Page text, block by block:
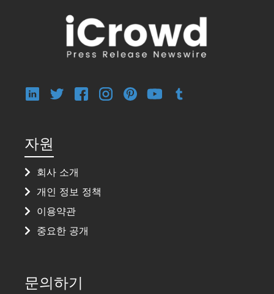
자원
회사 소개
개인 정보 정책
이용약관
중요한 공개
문의하기